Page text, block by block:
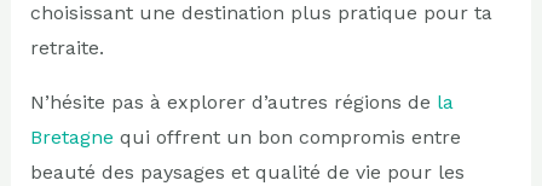
choisissant une destination plus pratique pour ta
retraite.
N’hésite pas à explorer d’autres régions de la
Bretagne qui offrent un bon compromis entre
beauté des paysages et qualité de vie pour les